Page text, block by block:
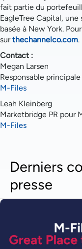
fait partie du
EagleTree Capital,
basée à New York.
surthechannelco.com.
Contact :
Megan Larsen
Responsable
M-Files
Leah Kleinberg
Marketbridge PR pour
M-Files
Derniers
presse